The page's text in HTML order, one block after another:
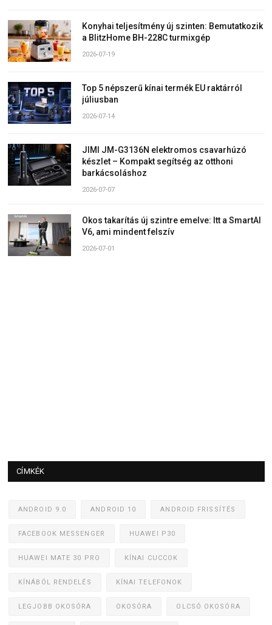
Konyhai teljesítmény új szinten: Bemutatkozik
a BlitzHome BH-228C turmixgép
2026-07-19
Top 5 népszerű kínai termék EU raktárról
júliusban
2026-07-14
JIMI JM-G3136N elektromos csavarhúzó
készlet – Kompakt segítség az otthoni
barkácsoláshoz
2026-07-07
Okos takarítás új szintre emelve: Itt a SmartAI
V6, ami mindent felszív
2026-07-01
CÍMKÉK
ANDROID 9.0 ANDROID 10 ANDROID FRISSÍTÉS
FACEBOOK MESSENGER HUAWEI P30
HUAWEI MATE 30 PRO KÍNAI CUCCOK
KÍNÁBÓL RENDELÉS KÍNAI TELEFONOK
LEGJOBB OKOSÓRA OKOSÓRA OLCSÓ OKOSÓRA